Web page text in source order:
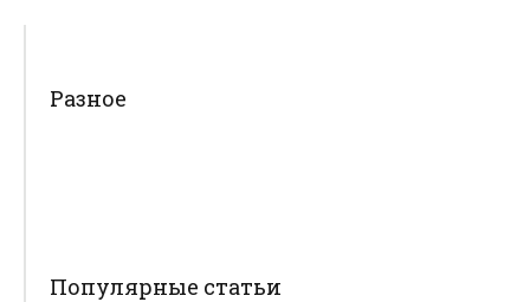
Разное
Популярные статьи